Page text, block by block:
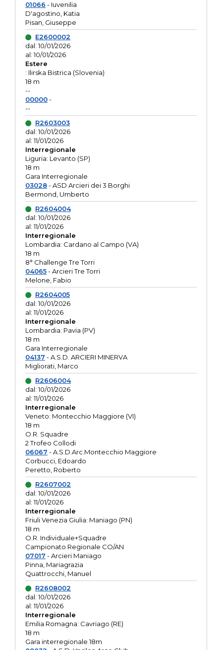
01066 - Iuvenilia
D'agostino, Katia
Pisan, Giuseppe
E2600002
dal: 10/01/2026
al: 10/01/2026
Estere
: Ilirska Bistrica (Slovenia)
18 m
--
00000-
--
R2603003
dal: 10/01/2026
al: 11/01/2026
Interregionale
Liguria: Levanto (SP)
18 m
Gara Interregionale
03028- ASD Arcieri dei 3 Borghi
Bermond, Umberto
R2604004
dal: 10/01/2026
al: 11/01/2026
Interregionale
Lombardia: Cardano al Campo (VA)
18 m
8° Challenge Tre Torri
04065- Arcieri Tre Torri
Melone, Fabio
R2604005
dal: 10/01/2026
al: 11/01/2026
Interregionale
Lombardia: Pavia (PV)
18 m
Gara Interregionale
04137 - A.S.D. ARCIERI MINERVA
Migliorati, Marco
R2606004
dal: 10/01/2026
al: 11/01/2026
Interregionale
Veneto: Montecchio Maggiore (VI)
18 m
O.R. Squadre
2 Trofeo Collodi
06067 - A.S.D.Arc.Montecchio Maggiore
Corbucci, Edoardo
Peretto, Roberto
R2607002
dal: 10/01/2026
al: 11/01/2026
Interregionale
Friuli Venezia Giulia: Maniago (PN)
18 m
O.R. Individuale+Squadre
Campionato Regionale CO/AN
07017 - Arcieri Maniago
Pinna, Mariagrazia
Quattrocchi, Manuel
R2608002
dal: 10/01/2026
al: 11/01/2026
Interregionale
Emilia Romagna: Cavriago (RE)
18 m
Gara interregionale 18m